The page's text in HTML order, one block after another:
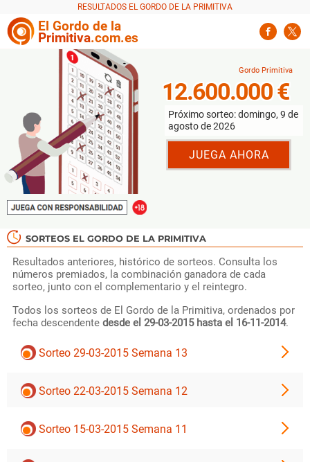
El Gordo de la
Primitiva.com.es
SORTEOS EL GORDO DE LA PRIMITIVA
Resultados anteriores, histórico de sorteos. Consulta los
números premiados, la combinación ganadora de cada
sorteo, junto con el complementario y el reintegro.
Todos los sorteos de El Gordo de la Primitiva, ordenados por
fecha descendente desde el 29-03-2015 hasta el 16-11-2014.
Sorteo 29-03-2015 Semana 13
Sorteo 22-03-2015 Semana 12
Sorteo 15-03-2015 Semana 11
12.600.000 €
Próximo sorteo: domingo, 9 de
agosto de 2026
JUEGA AHORA